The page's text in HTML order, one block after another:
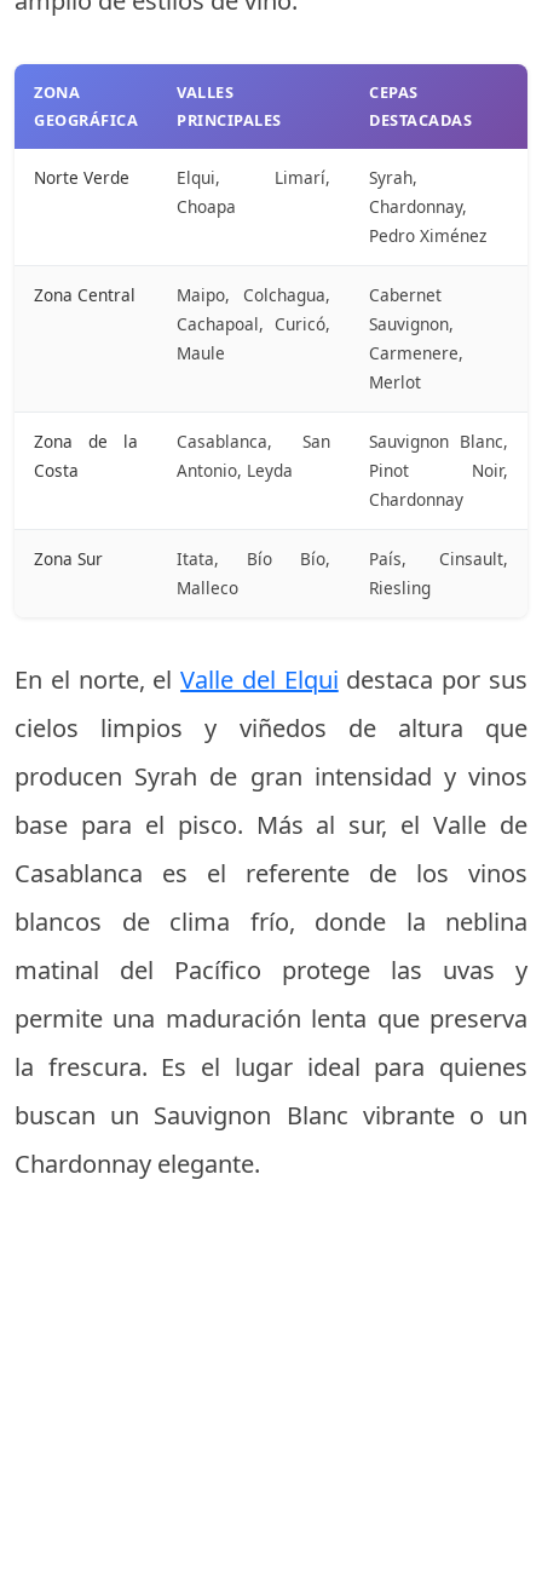
ZONA
GEOGRÁFICA
VALLES
PRINCIPALES
CEPAS
DESTACADAS
Norte Verde
Elqui, Limarí,
Choapa
Syrah,
Chardonnay,
Pedro Ximénez
Zona Central
Maipo, Colchagua,
Cachapoal, Curicó,
Maule
Cabernet
Sauvignon,
Carmenere,
Merlot
Zona de la
Costa
Casablanca, San
Antonio, Leyda
Sauvignon Blanc,
Pinot Noir,
Chardonnay
Zona Sur
Itata, Bío Bío,
Malleco
País, Cinsault,
Riesling
En el norte, elValle del Elqui destaca por sus
cielos limpios y viñedos de altura que
producen Syrah de gran intensidad y vinos
base para el pisco. Más al sur, el Valle de
Casablanca es el referente de los vinos
blancos de clima frío, donde la neblina
matinal del Pacífico protege las uvas y
permite una maduración lenta que preserva
la frescura. Es el lugar ideal para quienes
buscan un Sauvignon Blanc vibrante o un
Chardonnay elegante.